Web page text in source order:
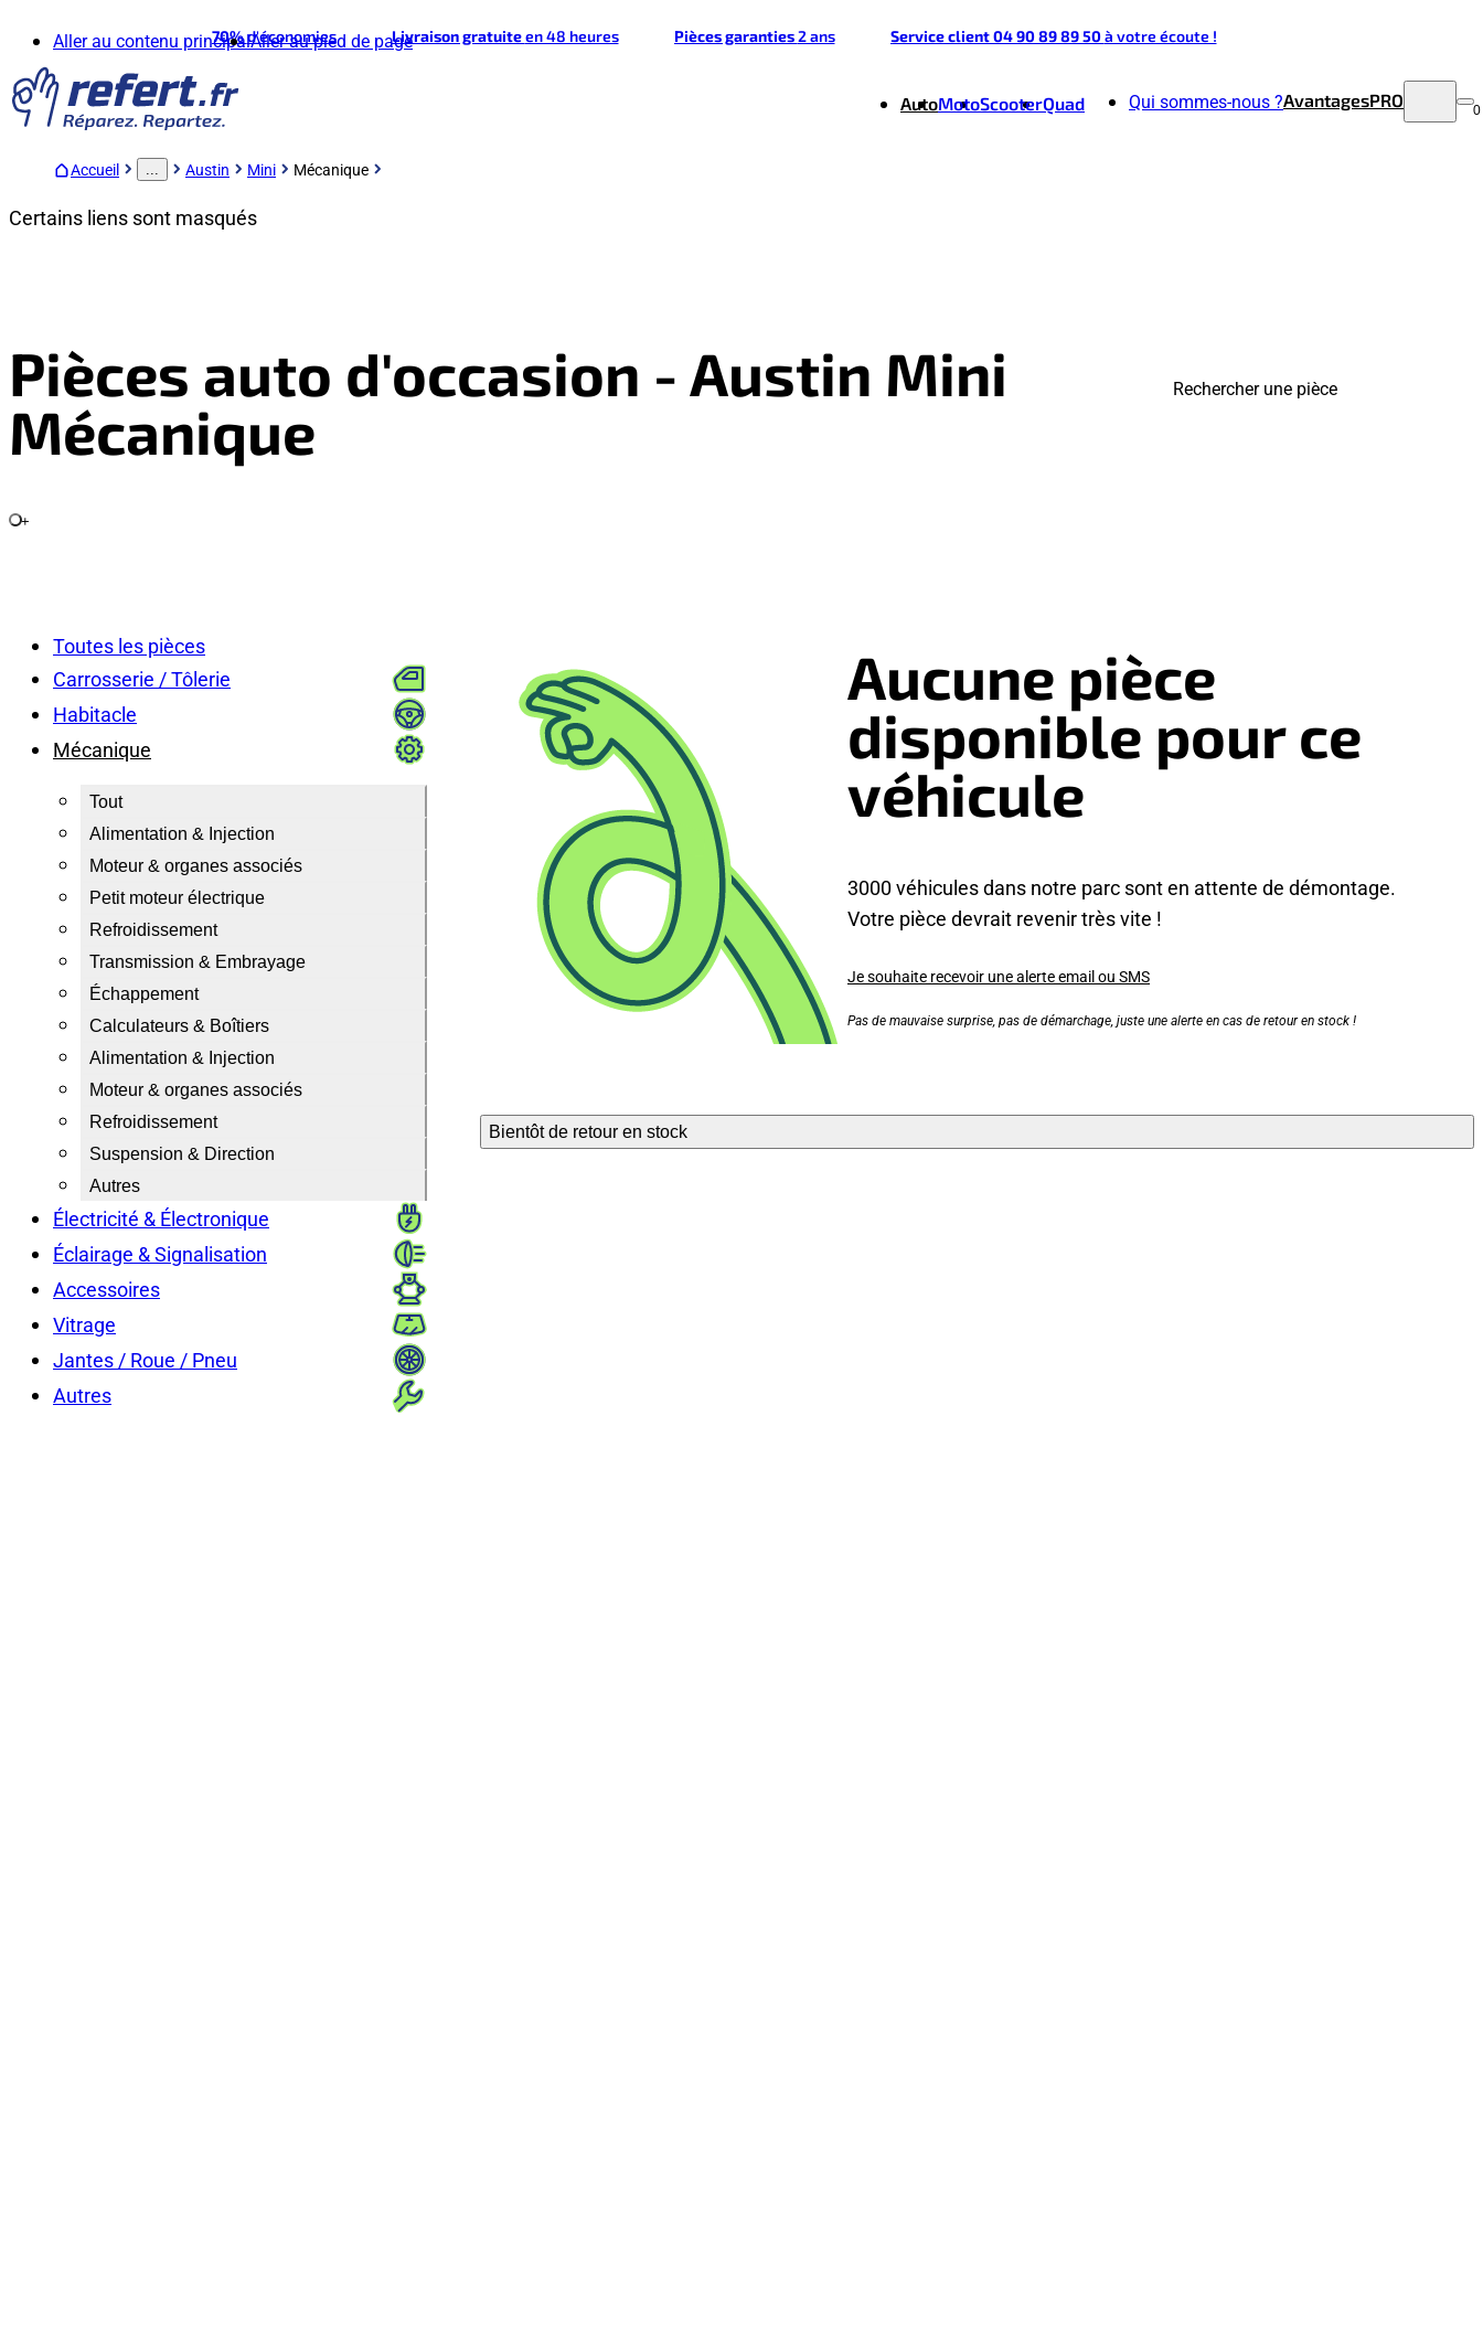
Aller au contenu principalAller au pied de page
70%d'économies Livraison gratuiteen 48 heures Pièces garanties2 ans Service client 04 90 89 89 50à votre écoute !
AutoMotoScooterQuad Qui sommes-nous ?AvantagesPRO 0
Accueil ... Austin Mini Mécanique
Certains liens sont masqués
Pièces auto d'occasion - Austin Mini
Mécanique
+
Rechercher une pièce
Toutes les pièces
Carrosserie / Tôlerie
Habitacle
Mécanique
Tout
Alimentation & Injection
Moteur & organes associés
Petit moteur électrique
Refroidissement
Transmission & Embrayage
Échappement
Calculateurs & Boîtiers
Alimentation & Injection
Moteur & organes associés
Refroidissement
Suspension & Direction
Autres
Électricité & Électronique
Éclairage & Signalisation
Accessoires
Vitrage
Jantes / Roue / Pneu
Autres
Aucune pièce
disponible pour ce
véhicule
3000 véhicules dans notre parc sont en attente de démontage.
Votre pièce devrait revenir très vite !
Je souhaite recevoir une alerte email ou SMS
Pas de mauvaise surprise, pas de démarchage, juste une alerte en cas de retour en stock !
Bientôt de retour en stock